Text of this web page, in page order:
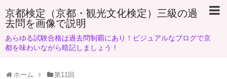
京都検定（京都・観光文化検定）三級の過
去問を画像で説明
あらゆる試験合格は過去問制覇にあり！ビジュアルなブログで京
都を味わいながら暗記しましょう！
ホーム 第11回